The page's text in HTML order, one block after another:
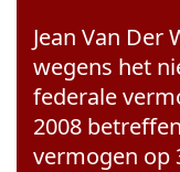
Jean Van Der
wegens het
federale
2008
vermogen op